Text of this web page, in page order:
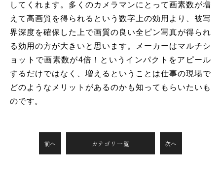
してくれます。多くのカメラマンにとって画素数が増
えて高画質を得られるという数字上の効用より、被写
界深度を確保した上で画質の良い全ピン写真が得られ
る効用の方が大きいと思います。メーカーはマルチシ
ョットで画素数が4倍！というインパクトをアピール
するだけではなく、増えるということは仕事の現場で
どのようなメリットがあるのかも知ってもらいたいも
のです。
前へ カテゴリ一覧 次へ